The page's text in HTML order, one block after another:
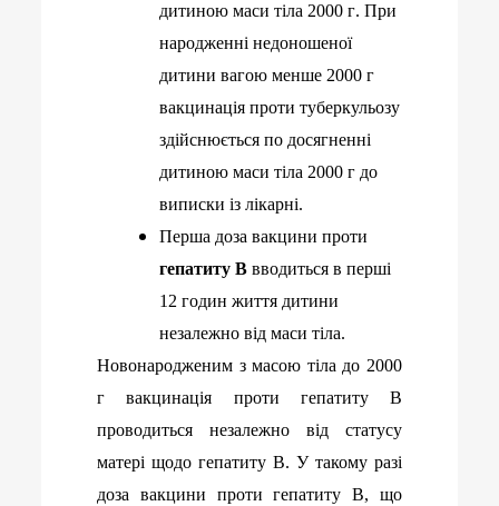
дитиною маси тіла 2000 г. При
народженні недоношеної
дитини вагою менше 2000 г
вакцинація проти туберкульозу
здійснюється по досягненні
дитиною маси тіла 2000 г до
виписки із лікарні.
Перша дозавакцини проти
гепатиту В вводиться в перші
12 годин життя дитини
незалежно від маси тіла.
Новонародженим з масою тіла до 2000
г вакцинація проти гепатиту В
проводиться незалежно від статусу
матері щодо гепатиту В. У такому разі
доза вакцини проти гепатиту В, що